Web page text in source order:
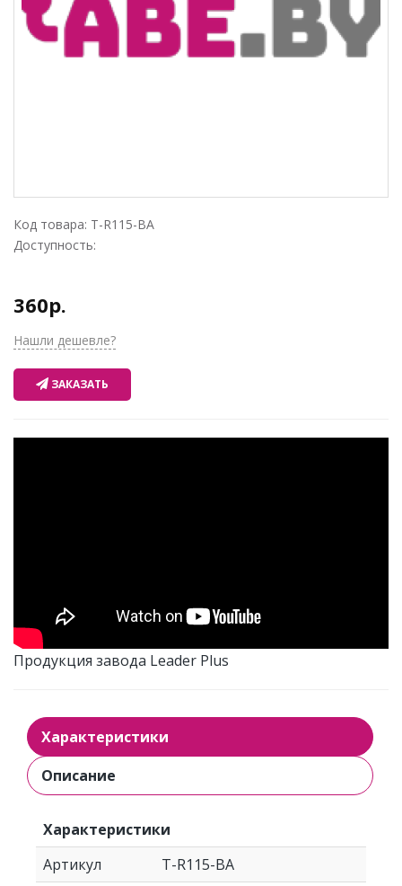
Код товара: T-R115-BA
Доступность:
360р.
Нашли дешевле?
ЗАКАЗАТЬ
Продукция завода Leader Plus
Характеристики
Описание
Характеристики
Артикул
T-R115-BA